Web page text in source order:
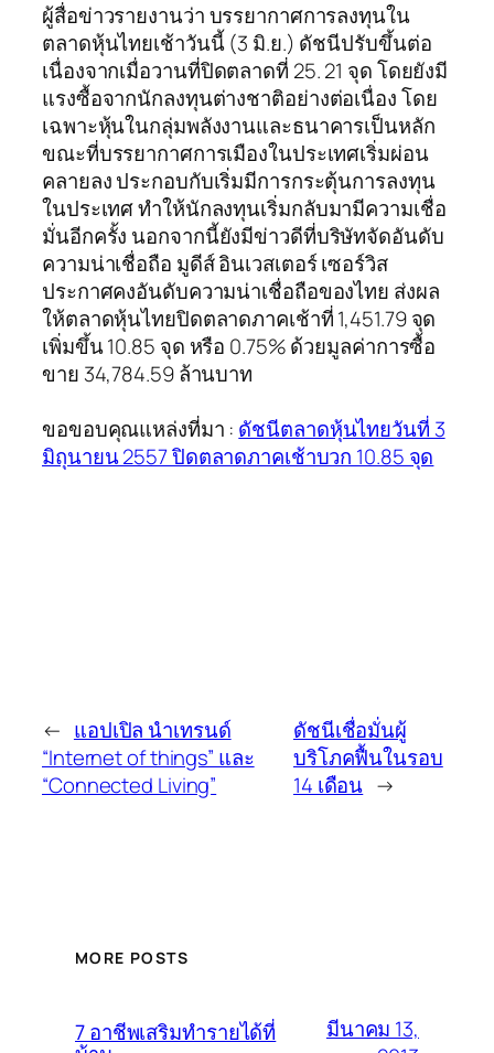
ผู้สื่อข่าวรายงานว่า บรรยากาศการลงทุนใน
ตลาดหุ้นไทยเช้าวันนี้ (3 มิ.ย.) ดัชนีปรับขึ้นต่อ
เนื่องจากเมื่อวานที่ปิดตลาดที่ 25. 21 จุด โดยยังมี
แรงซื้อจากนักลงทุนต่างชาติอย่างต่อเนื่อง โดย
เฉพาะหุ้นในกลุ่มพลังงานและธนาคารเป็นหลัก
ขณะที่บรรยากาศการเมืองในประเทศเริ่มผ่อน
คลายลง ประกอบกับเริ่มมีการกระตุ้นการลงทุน
ในประเทศ ทำให้นักลงทุนเริ่มกลับมามีความเชื่อ
มั่นอีกครั้ง นอกจากนี้ยังมีข่าวดีที่บริษัทจัดอันดับ
ความน่าเชื่อถือ มูดีส์ อินเวสเตอร์ เซอร์วิส
ประกาศคงอันดับความน่าเชื่อถือของไทย ส่งผล
ให้ตลาดหุ้นไทยปิดตลาดภาคเช้าที่ 1,451.79 จุด
เพิ่มขึ้น 10.85 จุด หรือ 0.75% ด้วยมูลค่าการซื้อ
ขาย 34,784.59 ล้านบาท
ขอขอบคุณแหล่งที่มา : ดัชนีตลาดหุ้นไทยวันที่ 3
มิถุนายน 2557 ปิดตลาดภาคเช้าบวก 10.85 จุด
← แอปเปิล นำเทรนด์
“Internet of things” และ
“Connected Living”
ดัชนีเชื่อมั่นผู้
บริโภคฟื้นในรอบ
14 เดือน →
MORE POSTS
7 อาชีพเสริมทำรายได้ที่
มีนาคม 13,